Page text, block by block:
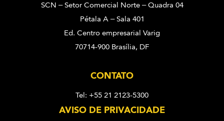
SCN – Setor Comercial Norte – Quadra 04
Pétala A – Sala 401
Ed. Centro empresarial Varig
70714-900 Brasília, DF
CONTATO
Tel: +55 21 2123-5300
AVISO DE PRIVACIDADE